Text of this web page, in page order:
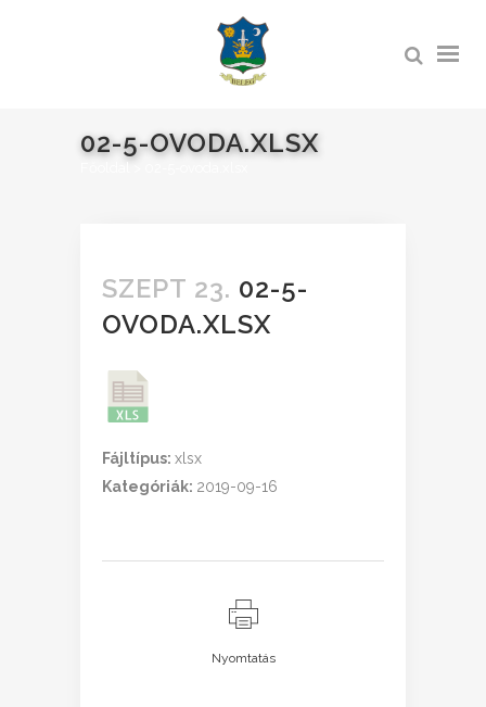
02-5-OVODA.XLSX
SZEPT 23. 02-5-
OVODA.XLSX
Fájltípus: xlsx
Kategóriák: 2019-09-16
Nyomtatás